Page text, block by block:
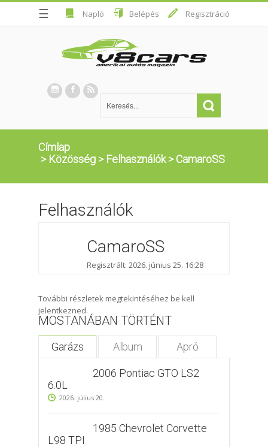
☰ Napló Belépés Regisztráció
Címlap
> Közösség > Felhasználók>CamaroSS
Felhasználók
CamaroSS
Regisztrált: 2026. június 25. 16:28
További részletek megtekintéséhez be kell
jelentkezned.
MOSTANÁBAN TÖRTÉNT
Garázs Album Apró
2006 Pontiac GTO LS2
6.0L
2026. július 20.
1985 Chevrolet Corvette
L98 TPI